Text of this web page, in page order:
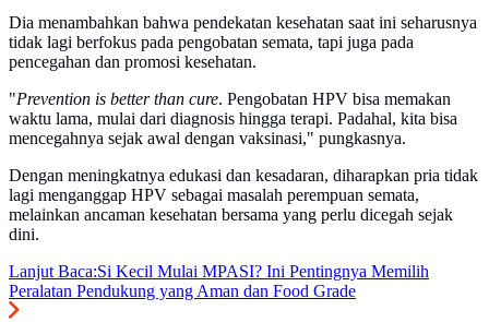
Dia menambahkan bahwa pendekatan kesehatan saat ini seharusnya
tidak lagi berfokus pada pengobatan semata, tapi juga pada
pencegahan dan promosi kesehatan.
"Prevention is better than cure. Pengobatan HPV bisa memakan
waktu lama, mulai dari diagnosis hingga terapi. Padahal, kita bisa
mencegahnya sejak awal dengan vaksinasi," pungkasnya.
Dengan meningkatnya edukasi dan kesadaran, diharapkan pria tidak
lagi menganggap HPV sebagai masalah perempuan semata,
melainkan ancaman kesehatan bersama yang perlu dicegah sejak
dini.
Lanjut Baca:Si Kecil Mulai MPASI? Ini Pentingnya Memilih
Peralatan Pendukung yang Aman dan Food Grade